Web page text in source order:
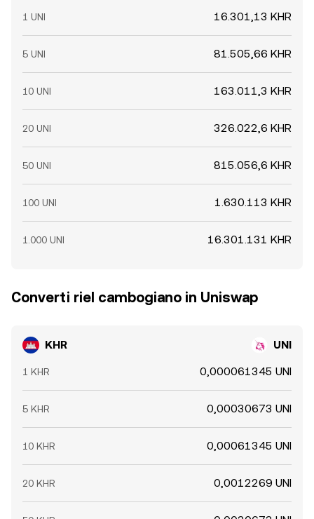
1 UNI 16.301,13 KHR
5 UNI 81.505,66 KHR
10 UNI 163.011,3 KHR
20 UNI 326.022,6 KHR
50 UNI 815.056,6 KHR
100 UNI 1.630.113 KHR
1.000 UNI 16.301.131 KHR
Converti riel cambogiano in Uniswap
KHR UNI
1 KHR 0,000061345 UNI
5 KHR 0,00030673 UNI
10 KHR 0,00061345 UNI
20 KHR 0,0012269 UNI